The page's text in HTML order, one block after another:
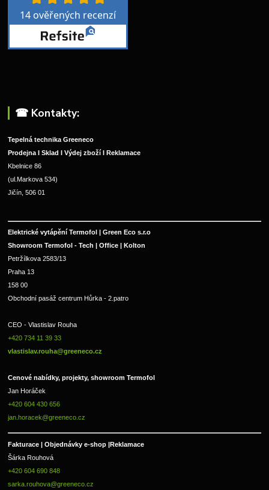
☎︎ Kontakty:
Tepelná technika Greeneco
Prodejna I Sklad I Výdej zboží I Reklamace
Kbelnice 86
(ul.Markova 534)
Jičín, 506 01
Elektrické vytápění Termofol | Green Eco s.r.o
Showroom Termofol - Tech | Office | Kolton
Petržílkova 2583/13
Praha 13
158 00
Obchodní pasáž centrum Hůrka - 2.patro
CEO - Vlastislav Rouha
+420 734 11 39 33
vlastislav.rouha@greeneco.cz
Cenové nabídky, projekty, showroom Termofol
Jan Horáček
+420 604 430 656
jan.horacek@greeneco.cz
Fakturace | Objednávky e-shop |Reklamace
Šárka Rouhová
+420 604 690 848
sarka.rouhova@greeneco.cz